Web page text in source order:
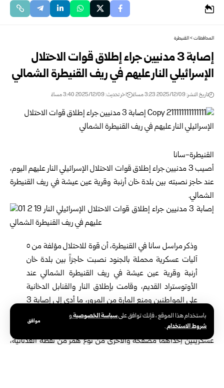
باستخدام هذا الموقع ، فإنك توافق علىسياسة الخصوصيةو
شروط الاستخدام.
موافق
المحافظات>القنيطرة
إصابة 3 مدنيين جراء إطلاق قوات الاحتلال
الإسرائيلي النار عليهم في ريف القنيطرة الشمالي
تاريخ النشر: 2025/12/09 3:23 مساءً اخر تحديث: 2025/12/09 3:40 مساءً
القنيطرة-سانا
أصيب 3 مدنيين جراء إطلاق قوات الاحتلال الإسرائيلي النار عليهم اليوم،
عند حاجز نصبته بين بلدة خان أرنبة وقرية عين عيشة في ريف القنيطرة
الشمالي.
وذكر مراسل سانا في القنيطرة، أن قوة للاحتلال مؤلفة من ٥
آليات عسكرية محملة بالجنود نصبت حاجزاً بين بلدة خان
أرنبة وقرية عين عيشة في ريف القنيطرة الشمالي عند
الأوتوستراد القديم، وقامت بإطلاق النار والقنابل الدخانية
على المواطنين ومنع المارة من المرور، ما أدى إلى إصابة 3
مدنيين جراء إطلاق النار عليهم مباشرة.
وفي وقت سابق اليوم، توغلت قوة للاحتلال مؤلفة من سيارتين
عسكريتين إحداهما مصفحة والأخرى من نوع همر من نقطة العدنانية،